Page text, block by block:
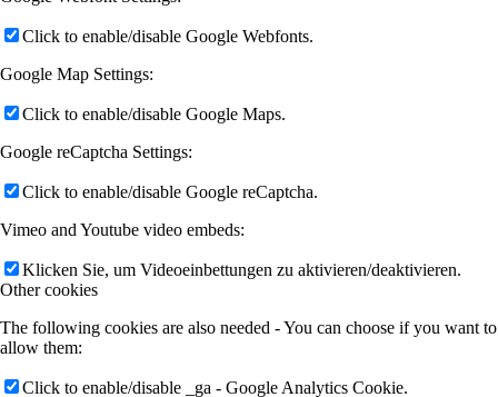
Click to enable/disable Google Webfonts.
Google Map Settings:
Click to enable/disable Google Maps.
Google reCaptcha Settings:
Click to enable/disable Google reCaptcha.
Vimeo and Youtube video embeds:
Klicken Sie, um Videoeinbettungen zu aktivieren/deaktivieren.
Other cookies
The following cookies are also needed - You can choose if you want to
allow them:
Click to enable/disable _ga - Google Analytics Cookie.